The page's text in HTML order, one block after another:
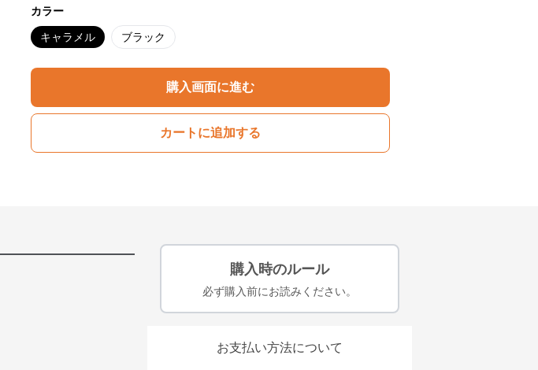
カラー
キャラメル ブラック
購入画面に進む
カートに追加する
購入時のルール
必ず購入前にお読みください。
お支払い方法について